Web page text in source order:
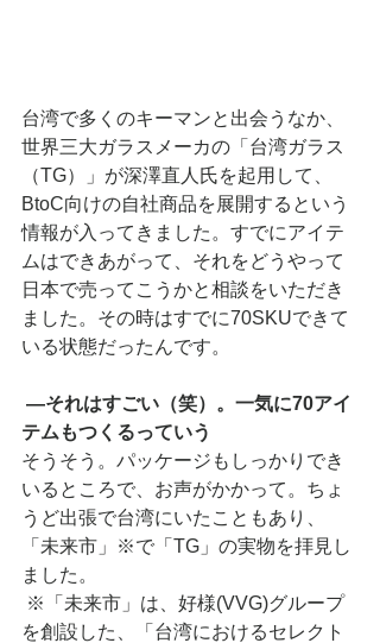
台湾で多くのキーマンと出会うなか、
世界三大ガラスメーカの「台湾ガラス
（TG）」が深澤直人氏を起用して、
BtoC向けの自社商品を展開するという
情報が入ってきました。すでにアイテ
ムはできあがって、それをどうやって
日本で売ってこうかと相談をいただき
ました。その時はすでに70SKUできて
いる状態だったんです。
―それはすごい（笑）。一気に70アイ
テムもつくるっていう
そうそう。パッケージもしっかりでき
いるところで、お声がかかって。ちょ
うど出張で台湾にいたこともあり、
「未来市」※で「TG」の実物を拝見し
ました。
を創設した、「台湾におけるセレクト